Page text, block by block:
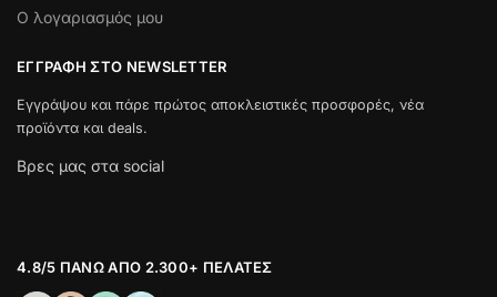
Ο λογαριασμός μου
ΕΓΓΡΑΦΉ ΣΤΟ NEWSLETTER
Εγγράψου και πάρε πρώτος αποκλειστικές προσφορές, νέα
προϊόντα και deals.
Βρες μας στα social
4.8/5 ΠΆΝΩ ΑΠΌ 2.300+ ΠΕΛΆΤΕΣ